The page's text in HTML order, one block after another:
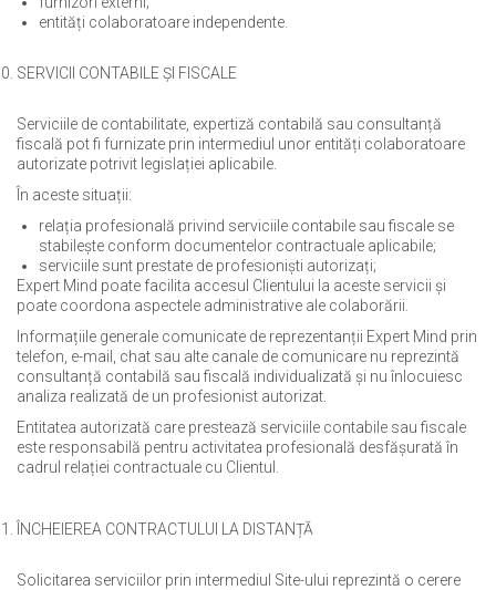
entități colaboratoare independente.
SERVICII CONTABILE ȘI FISCALE
Serviciile de contabilitate, expertiză contabilă sau consultanță
fiscală pot fi furnizate prin intermediul unor entități colaboratoare
autorizate potrivit legislației aplicabile.
În aceste situații:
relația profesională privind serviciile contabile sau fiscale se
stabilește conform documentelor contractuale aplicabile;
serviciile sunt prestate de profesioniști autorizați;
Expert Mind poate facilita accesul Clientului la aceste servicii și
poate coordona aspectele administrative ale colaborării.
Informațiile generale comunicate de reprezentanții Expert Mind prin
telefon, e-mail, chat sau alte canale de comunicare nu reprezintă
consultanță contabilă sau fiscală individualizată și nu înlocuiesc
analiza realizată de un profesionist autorizat.
Entitatea autorizată care prestează serviciile contabile sau fiscale
este responsabilă pentru activitatea profesională desfășurată în
cadrul relației contractuale cu Clientul.
ÎNCHEIEREA CONTRACTULUI LA DISTANȚĂ
Solicitarea serviciilor prin intermediul Site-ului reprezintă o cerere